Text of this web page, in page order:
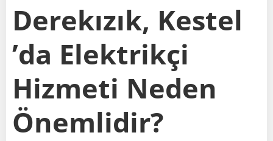
Derekızık, Kestel
’da Elektrikçi
Hizmeti Neden
Önemlidir?